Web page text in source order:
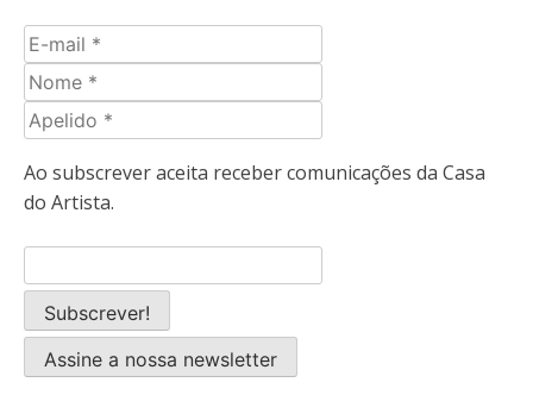
E-
mail
Nome
Apelido
Ao subscrever aceita receber comunicações da Casa
do Artista.
Assine a nossa newsletter